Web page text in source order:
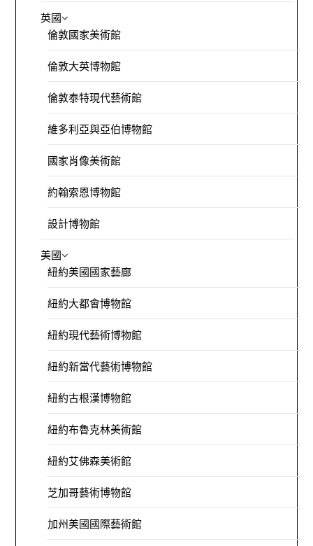
英國
倫敦國家美術館
倫敦大英博物館
倫敦泰特現代藝術館
維多利亞與亞伯博物館
國家肖像美術館
約翰索恩博物館
設計博物館
美國
紐約美國國家藝廊
紐約大都會博物館
紐約現代藝術博物館
紐約新當代藝術博物館
紐約古根漢博物館
紐約布魯克林美術館
紐約艾佛森美術館
芝加哥藝術博物館
加州美國國際藝術館